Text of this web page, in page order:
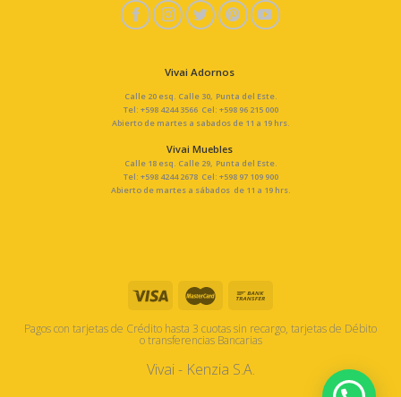
Vivai Adornos
Calle 20 esq. Calle 30, Punta del Este.
Tel: +598 4244 3566 Cel: +598 96 215 000
Abierto de martes a sabados de 11 a 19 hrs.
Vivai Muebles
Calle 18 esq. Calle 29, Punta del Este.
Tel: +598 4244 2678 Cel: +598 97 109 900
Abierto de martes a sábados de 11 a 19 hrs.
Pagos con tarjetas de Crédito hasta 3 cuotas sin recargo, tarjetas de Débito
o transferencias Bancarias
Vivai - Kenzia S.A.